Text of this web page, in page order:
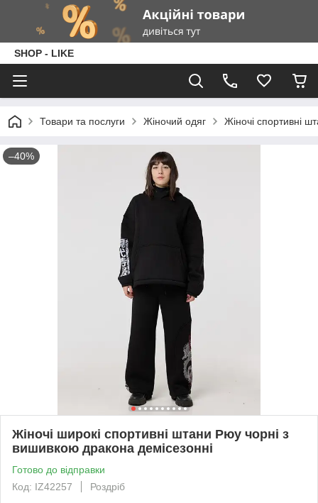
SHOP - LIKE
Товари та послуги Жіночий одяг Жіночі спортивні
–40%
Жіночі широкі спортивні штани Рюу чорні з
вишивкою дракона демісезонні
Готово до відправки
Код: IZ42257
Роздріб